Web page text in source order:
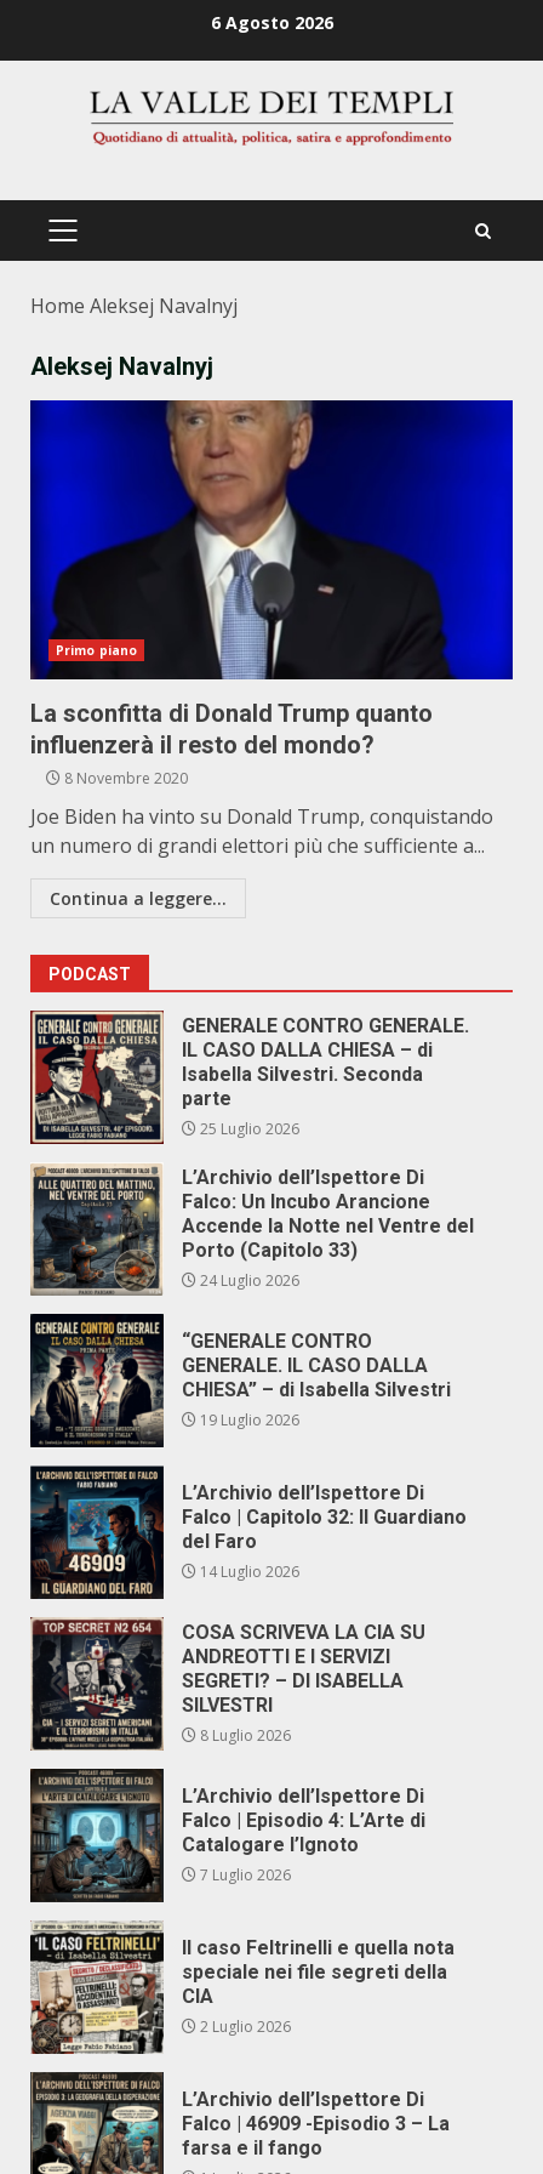
6 Agosto 2026
PRIMÄRES
Home Aleksej Navalnyj
Aleksej Navalnyj
Primo piano
La sconfitta di Donald Trump quanto
influenzerà il resto del mondo?
8 Novembre 2020
Joe Biden ha vinto su Donald Trump, conquistando
un numero di grandi elettori più che sufficiente a...
Continua a leggere...
PODCAST
GENERALE CONTRO GENERALE.
IL CASO DALLA CHIESA – di
Isabella Silvestri. Seconda
parte
25 Luglio 2026
L’Archivio dell’Ispettore Di
Falco: Un Incubo Arancione
Accende la Notte nel Ventre del
Porto (Capitolo 33)
24 Luglio 2026
“GENERALE CONTRO
GENERALE. IL CASO DALLA
CHIESA” – di Isabella Silvestri
19 Luglio 2026
L’Archivio dell’Ispettore Di
Falco | Capitolo 32: Il Guardiano
del Faro
14 Luglio 2026
COSA SCRIVEVA LA CIA SU
ANDREOTTI E I SERVIZI
SEGRETI? – DI ISABELLA
SILVESTRI
8 Luglio 2026
L’Archivio dell’Ispettore Di
Falco | Episodio 4: L’Arte di
Catalogare l’Ignoto
7 Luglio 2026
Il caso Feltrinelli e quella nota
speciale nei file segreti della
CIA
2 Luglio 2026
L’Archivio dell’Ispettore Di
Falco | 46909 -Episodio 3 – La
farsa e il fango